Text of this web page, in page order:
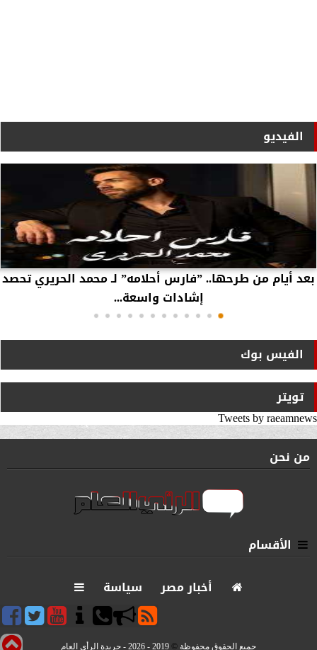
الفيديو
بعد أيام من طرحها.. ”فارس أحلامه” لـ محمد الحريري تحصد
إشادات واسعة...
الفيس بوك
تويتر
Tweets by raeamnews
من نحن
الأقسام
أخبار مصر
سياسة
جميع الحقوق محفوظة ©